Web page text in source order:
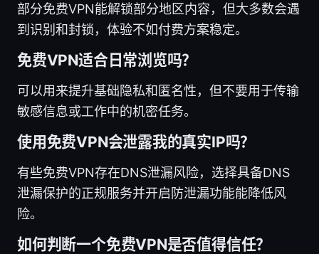
部分免费VPN能解锁部分地区内容，但大多数会遇
到识别和封锁，体验不如付费方案稳定。
免费VPN适合日常浏览吗？
可以用来提升基础隐私和匿名性，但不要用于传输
敏感信息或工作中的机密任务。
使用免费VPN会泄露我的真实IP吗？
有些免费VPN存在DNS泄漏风险，选择具备DNS
泄漏保护的正规服务并开启防泄漏功能能降低风
险。
如何判断一个免费VPN是否值得信任？